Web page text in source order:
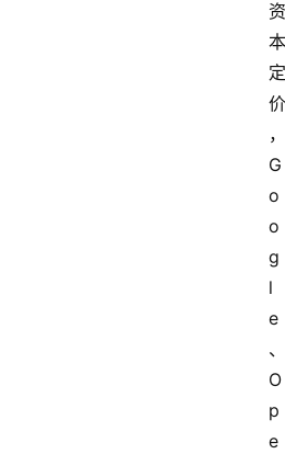
资
本
定
价
，
G
o
o
g
l
e
、
O
p
e